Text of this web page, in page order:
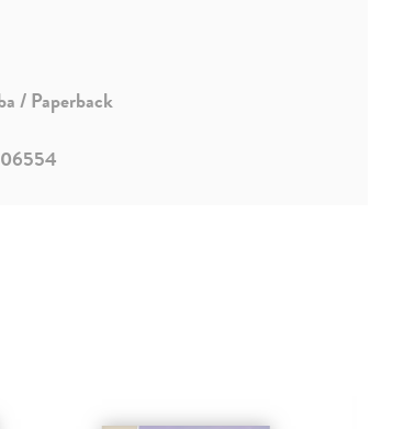
/ Paperback